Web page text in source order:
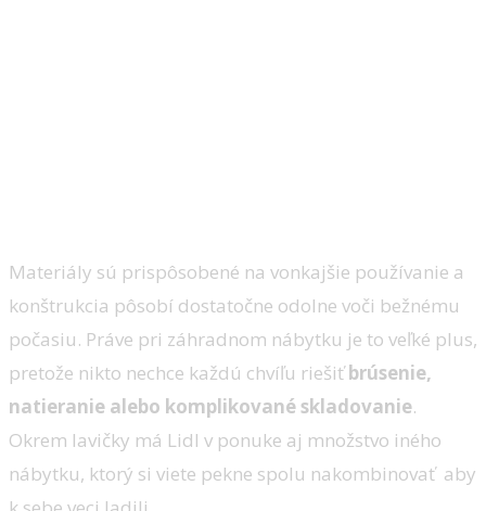
Materiály sú prispôsobené na vonkajšie používanie a
konštrukcia pôsobí dostatočne odolne voči bežnému
počasiu. Práve pri záhradnom nábytku je to veľké plus,
pretože nikto nechce každú chvíľu riešiťbrúsenie,
natieranie alebo komplikované skladovanie.
Okrem lavičky má Lidl v ponuke aj množstvo iného
nábytku, ktorý si viete pekne spolu nakombinovať aby